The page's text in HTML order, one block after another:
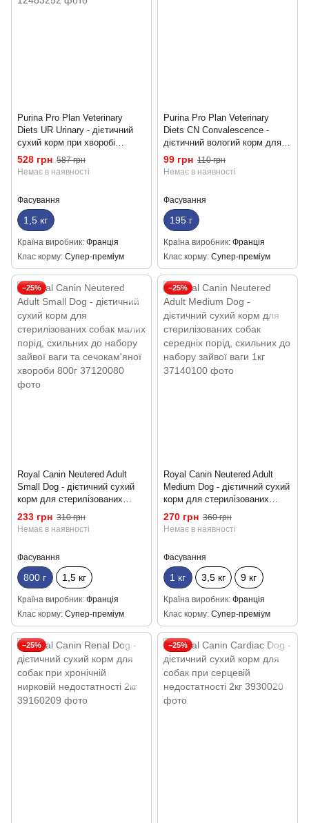
Purina Pro Plan Veterinary
Diets UR Urinary - дієтичний
сухий корм при хворобі
сечовивідної системи у
дорослих собак 1,5 кг
528 грн 587 грн
Немає в наявності
Фасування
1,5 кг
Країна виробник Франція
Клас корму Супер-преміум
Purina Pro Plan Veterinary
Diets CN Convalescence -
дієтичний вологий корм для
собак після операції 195 г
99 грн 110 грн
Немає в наявності
Фасування
195 г
Країна виробник Франція
Клас корму Супер-преміум
−25%
Royal Canin Neutered Adult
Small Dog - дієтичний сухий
корм для стерилізованих
собак малих порід, схильних
до набору зайвої ваги та
233 грн 310 грн
Немає в наявності
Фасування
800 г 1,5 кг
Країна виробник Франція
Клас корму Супер-преміум
−25%
Royal Canin Neutered Adult
Medium Dog - дієтичний сухий
корм для стерилізованих
собак середніх порід,
схильних до набору зайвої
270 грн 360 грн
Немає в наявності
Фасування
1 кг 3,5 кг 9 кг
Країна виробник Франція
Клас корму Супер-преміум
−25% −25%